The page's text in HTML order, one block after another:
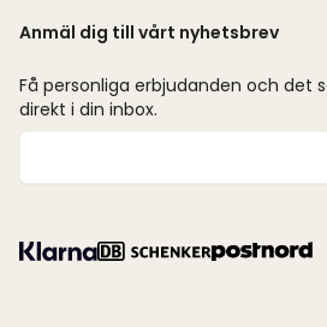
Anmäl dig till vårt nyhetsbrev
Få personliga erbjudanden och det
direkt i din inbox.